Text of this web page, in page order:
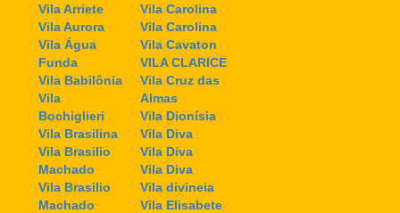
Vila Arriete
Vila Aurora
Vila Água
Funda
Vila Babilônia
Vila
Bochiglieri
Vila Brasilina
Vila Brasilio
Machado
Vila Brasilio
Machado
Vila Carolina
Vila Carolina
Vila Cavaton
VILA CLARICE
Vila Cruz das
Almas
Vila Dionísia
Vila Diva
Vila Diva
Vila Diva
Vila divineia
Vila Elisabete